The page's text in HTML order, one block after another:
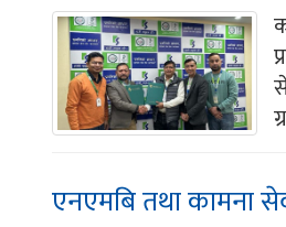
एनएमबि तथा कामना